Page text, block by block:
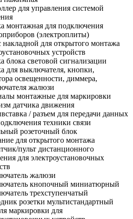
для управления системой
монтажная для подключения
(электроплиты)
накладной для открытого монтажа
устройств
блока световой сигнализации
для выключателя, кнопки,
освещенности, диммера,
жалюзи
монтажные для маркировки
датчика движения
/ разъем для передачи данных
техники связи
розеточный блок
для открытого монтажа
пульт дистанционного
для электроустановочных
жалюзи
кнопочный миниатюрный
трехступенчатый
розетки мультистандартный
маркировки для